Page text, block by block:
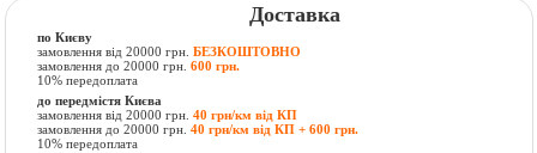
Доставка
по Києву
замовлення від 20000 грн.БЕЗКОШТОВНО
замовлення до 20000 грн.600 грн.
10% передоплата
до передмістя Києва
замовлення від 20000 грн.40 грн/км від КП
замовлення до 20000 грн.40 грн/км від КП + 600 грн.
10% передоплата